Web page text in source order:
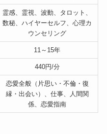
霊感、霊視、波動、タロット、
数秘、ハイヤーセルフ、心理カ
ウンセリング
11～15年
440円/分
恋愛全般（片思い・不倫・復
縁・出会い）、仕事、人間関
係、恋愛指南